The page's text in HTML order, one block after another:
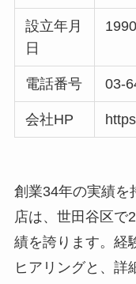
設立年月
日
電話番号 03-
会社HP
創業34年の実績を
店は、世田谷区で
績を誇ります。経
ヒアリングと、詳